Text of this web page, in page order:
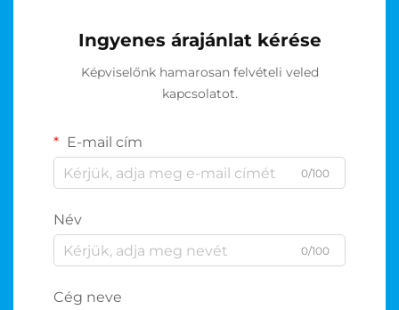
Ingyenes árajánlat kérése
Képviselőnk hamarosan felvételi veled
kapcsolatot.
E-mail cím
0/100
Név
0/100
Cég neve